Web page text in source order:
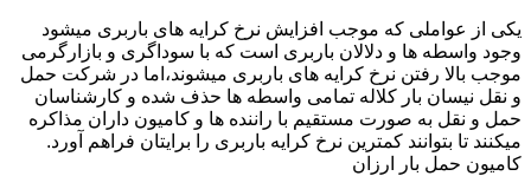
یکی از عواملی که موجب افزایش نرخ کرایه های باربری میشود
وجود واسطه ها و دلالان باربری است که با سوداگری و بازارگرمی
موجب بالا رفتن نرخ کرایه های باربری میشوند،اما در شرکت حمل
و نقل نیسان بار کلاله تمامی واسطه ها حذف شده و کارشناسان
حمل و نقل به صورت مستقیم با راننده ها و کامیون داران مذاکره
میکنند تا بتوانند کمترین نرخ کرایه باربری را برایتان فراهم آورد.
کامیون حمل بار ارزان